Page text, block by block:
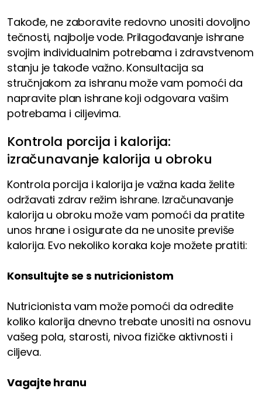
Takođe, ne zaboravite redovno unositi dovoljno
tečnosti, najbolje vode. Prilagođavanje ishrane
svojim individualnim potrebama i zdravstvenom
stanju je takođe važno. Konsultacija sa
stručnjakom za ishranu može vam pomoći da
napravite plan ishrane koji odgovara vašim
potrebama i ciljevima.
Kontrola porcija i kalorija:
izračunavanje kalorija u obroku
Kontrola porcija i kalorija je važna kada želite
održavati zdrav režim ishrane. Izračunavanje
kalorija u obroku može vam pomoći da pratite
unos hrane i osigurate da ne unosite previše
kalorija. Evo nekoliko koraka koje možete pratiti:
Konsultujte se s nutricionistom
Nutricionista vam može pomoći da odredite
koliko kalorija dnevno trebate unositi na osnovu
vašeg pola, starosti, nivoa fizičke aktivnosti i
ciljeva.
Vagajte hranu